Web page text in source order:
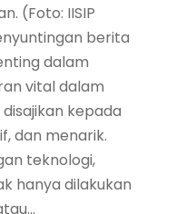
(Foto: IISIP
berita
dalam
vital dalam
kepada
dan menarik.
teknologi,
hanya dilakukan